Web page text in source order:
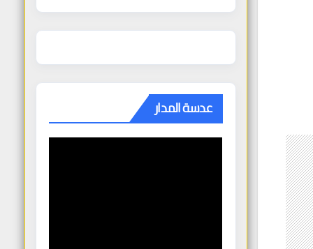
عدسة المدار